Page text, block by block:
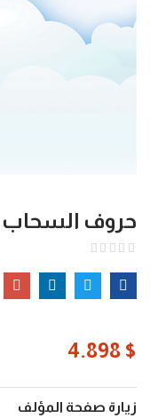
حروف السحاب
4.898 $
زيارة صفحة المؤلف